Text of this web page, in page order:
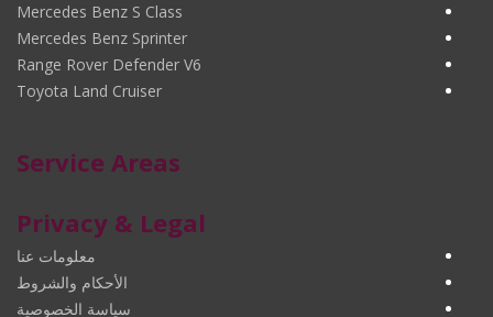
Mercedes Benz S Class
Mercedes Benz Sprinter
Range Rover Defender V6
Toyota Land Cruiser
Service Areas
Privacy & Legal
معلومات عنا
الأحكام والشروط
سياسة الخصوصية